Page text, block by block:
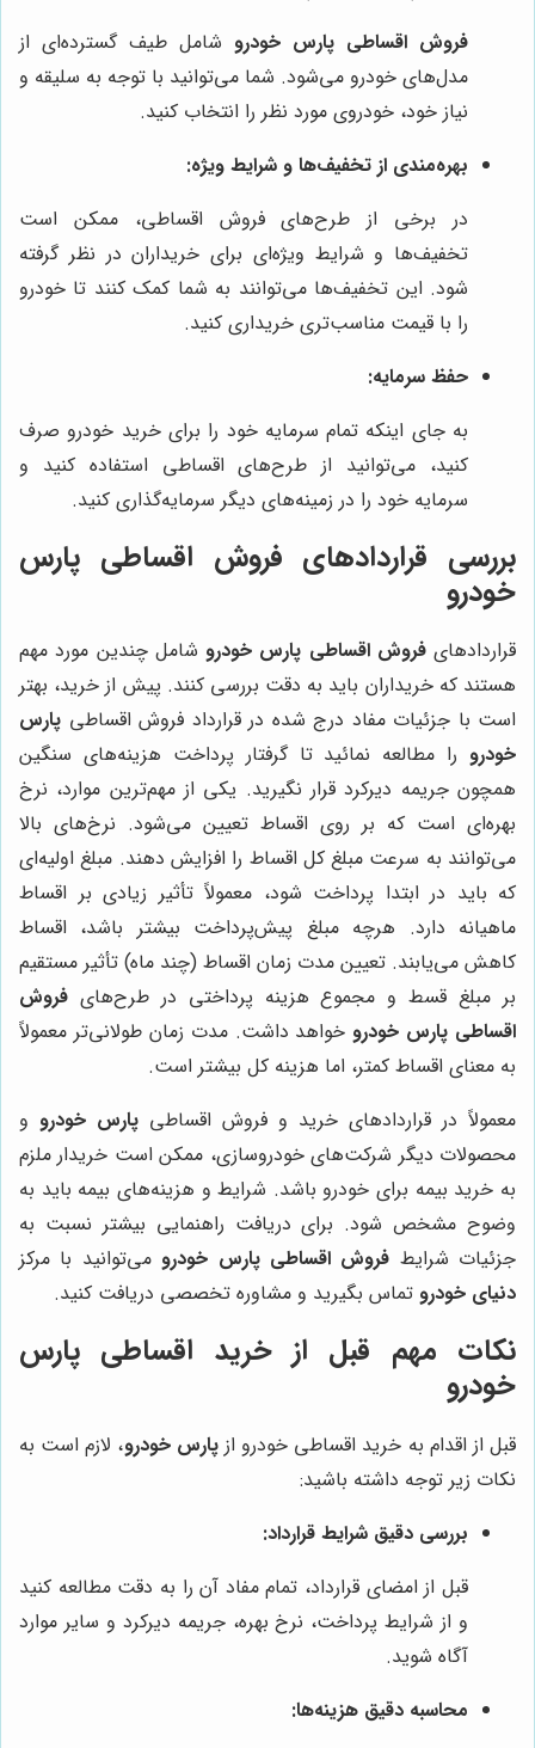
فروش اقساطی پارس خودرو شامل طیف گسترده‌ای از
مدل‌های خودرو می‌شود. شما می‌توانید با توجه به سلیقه و
نیاز خود، خودروی مورد نظر را انتخاب کنید.
بهره‌مندی از تخفیف‌ها و شرایط ویژه:
در برخی از طرح‌های فروش اقساطی، ممکن است
تخفیف‌ها و شرایط ویژه‌ای برای خریداران در نظر گرفته
شود. این تخفیف‌ها می‌توانند به شما کمک کنند تا خودرو
را با قیمت مناسب‌تری خریداری کنید.
حفظ سرمایه:
به جای اینکه تمام سرمایه خود را برای خرید خودرو صرف
کنید، می‌توانید از طرح‌های اقساطی استفاده کنید و
سرمایه خود را در زمینه‌های دیگر سرمایه‌گذاری کنید.
بررسی قراردادهای فروش اقساطی پارس
خودرو
قراردادهایفروش اقساطی پارس خودرو شامل چندین مورد مهم
هستند که خریداران باید به دقت بررسی کنند. پیش از خرید، بهتر
است با جزئیات مفاد درج شده در قرارداد فروش اقساطی پارس
خودرو را مطالعه نمائید تا گرفتار پرداخت هزینه‌های سنگین
همچون جریمه دیرکرد قرار نگیرید. یکی از مهم‌ترین موارد، نرخ
بهره‌ای است که بر روی اقساط تعیین می‌شود. نرخ‌های بالا
می‌توانند به سرعت مبلغ کل اقساط را افزایش دهند. مبلغ اولیه‌ای
که باید در ابتدا پرداخت شود، معمولاً تأثیر زیادی بر اقساط
ماهیانه دارد. هرچه مبلغ پیش‌پرداخت بیشتر باشد، اقساط
کاهش می‌یابند. تعیین مدت زمان اقساط (چند ماه) تأثیر مستقیم
بر مبلغ قسط و مجموع هزینه پرداختی در طرح‌های فروش
اقساطی پارس خودروخواهد داشت. مدت زمان طولانی‌تر معمولاً
به معنای اقساط کمتر، اما هزینه کل بیشتر است.
معمولاً در قراردادهای خرید و فروش اقساطی پارس خودرو و
محصولات دیگر شرکت‌های خودروسازی، ممکن است خریدار ملزم
به خرید بیمه برای خودرو باشد. شرایط و هزینه‌های بیمه باید به
وضوح مشخص شود. برای دریافت راهنمایی بیشتر نسبت به
جزئیات شرایط فروش اقساطی پارس خودرومی‌توانید با مرکز
دنیای خودرو تماس بگیرید و مشاوره تخصصی دریافت کنید.
نکات مهم قبل از خرید اقساطی پارس
خودرو
قبل از اقدام به خرید اقساطی خودرو ازپارس خودرو، لازم است به
نکات زیر توجه داشته باشید:
بررسی دقیق شرایط قرارداد:
قبل از امضای قرارداد، تمام مفاد آن را به دقت مطالعه کنید
و از شرایط پرداخت، نرخ بهره، جریمه دیرکرد و سایر موارد
آگاه شوید.
محاسبه دقیق هزینه‌ها: